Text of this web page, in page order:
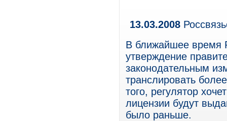
13.03.2008
В ближайшее время
утверждение
законодательным
транслировать
того, регулятор
лицензии будут
было раньше.